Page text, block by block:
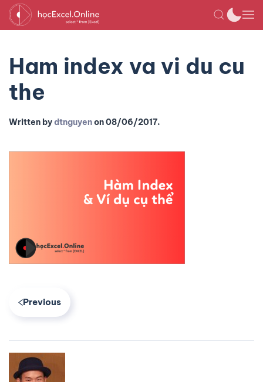
Ham index va vi du cu
the
Written bydtnguyenon08/06/2017.
Previous